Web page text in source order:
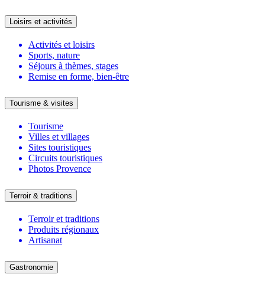
Loisirs et activités
Activités et loisirs
Sports, nature
Séjours à thèmes, stages
Remise en forme, bien-être
Tourisme & visites
Tourisme
Villes et villages
Sites touristiques
Circuits touristiques
Photos Provence
Terroir & traditions
Terroir et traditions
Produits régionaux
Artisanat
Gastronomie